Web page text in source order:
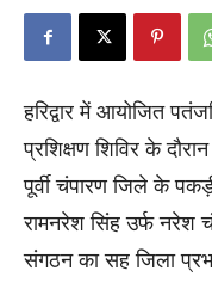
हरिद्वार में आयोजित
प्रशिक्षण शिविर के
पूर्वी चंपारण जिले के
रामनरेश सिंह उर्फ नरेश
संगठन का सह जिला